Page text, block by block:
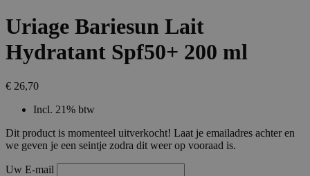
Uriage Bariesun Lait
Hydratant Spf50+ 200 ml
€ 26,70
Incl. 21% btw
Dit product is momenteel uitverkocht! Laat je emailadres achter en
we geven je een seintje zodra dit weer op vooraad is.
Uw E-mail